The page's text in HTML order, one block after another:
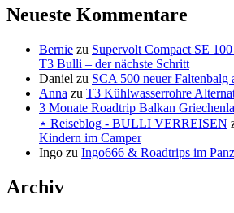
VERREISEN
Neueste Kommentare
Bernie zu Supervolt Compact SE
T3 Bulli – der nächste Schritt
Daniel zu SCA 500 neuer
Anna zu T3 Kühlwasserrohre
3 Monate Roadtrip Balkan
⋆ Reiseblog - BULLI VERREISEN
Kindern im Camper
Ingo zu Ingo666 & Roadtrips im
Archiv